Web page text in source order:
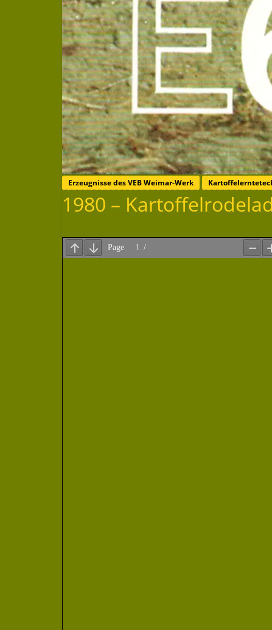
Erzeugnisse des VEB Weimar-Werk
1980 –